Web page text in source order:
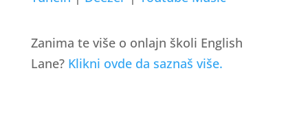
Zanima te više o onlajn školi English
Lane? Klikni ovde da saznaš više.